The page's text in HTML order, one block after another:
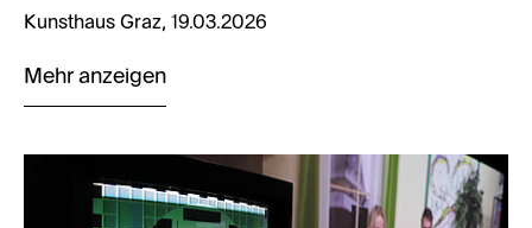
Kunsthaus Graz, 19.03.2026
Mehr anzeigen